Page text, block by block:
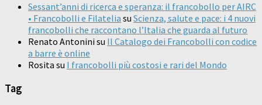
Sessant’anni di ricerca e speranza: il francobollo per AIRC
• Francobolli e Filatelia su Scienza, salute e pace: i 4 nuovi
francobolli che raccontano l’Italia che guarda al futuro
Renato Antonini su Il Catalogo dei Francobolli con codice
a barre è online
Rosita su I francobolli più costosi e rari del Mondo
Tag